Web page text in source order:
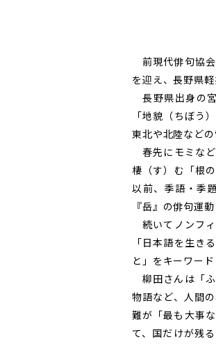
前現代俳句協
を迎え、長野県
長野県出身の
「地貌（ちぼう
東北や北陸など
春先にモミな
棲（す）む「根
以前、季語・季
『岳』の俳句運
続いてノンフ
「日本語を生き
と」をキーワー
柳田さんは「ふ
物語など、人間
難が「最も大事
て、国だけが残